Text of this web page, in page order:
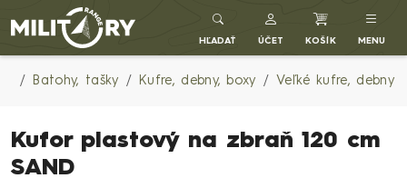
Army shop MILITARY RANGE SK
HĽADAŤ ÚČET KOŠÍK MENU
Batohy, tašky Kufre, debny, boxy Veľké kufre, debny
Kufor plastový na zbraň 120 cm
SAND